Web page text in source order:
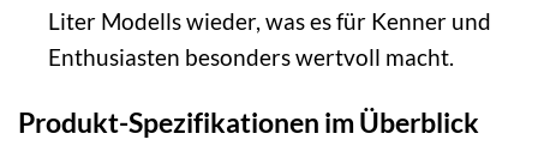
Liter Modells wieder, was es für Kenner und
Enthusiasten besonders wertvoll macht.
Produkt-Spezifikationen im Überblick